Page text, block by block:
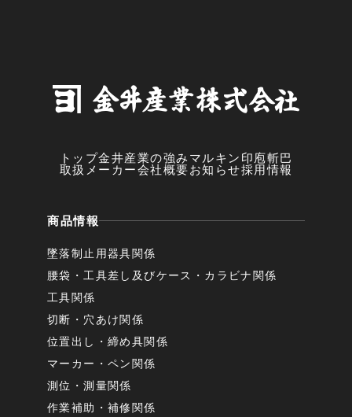
トップ金井産業の強み マルキン印 庖斬巴
取扱メーカー会社概要お知らせ採用情報
商品情報
墜落制止用器具関係
腰袋・工具差し及びケース・カラビナ関係
工具関係
切断・穴あけ関係
位置出し・締め具関係
マーカー・ペン関係
測位・測量関係
作業補助・補修関係